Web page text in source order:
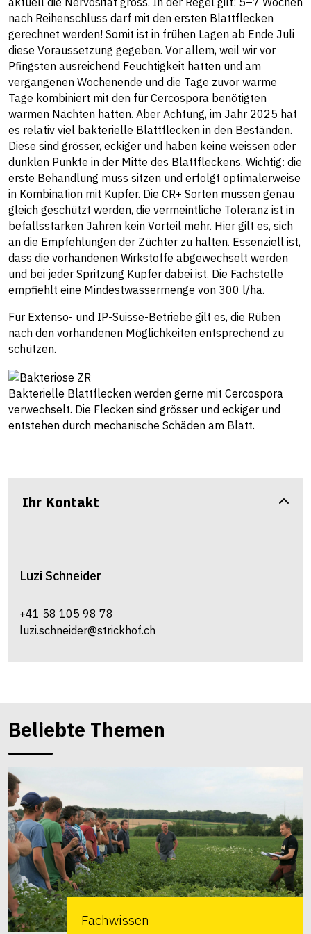
nach Reihenschluss darf mit den ersten Blattflecken
gerechnet werden! Somit ist in frühen Lagen ab Ende Juli
diese Voraussetzung gegeben. Vor allem, weil wir vor
Pfingsten ausreichend Feuchtigkeit hatten und am
vergangenen Wochenende und die Tage zuvor warme
Tage kombiniert mit den für Cercospora benötigten
warmen Nächten hatten. Aber Achtung, im Jahr 2025 hat
es relativ viel bakterielle Blattflecken in den Beständen.
Diese sind grösser, eckiger und haben keine weissen oder
dunklen Punkte in der Mitte des Blattfleckens. Wichtig: die
erste Behandlung muss sitzen und erfolgt optimalerweise
in Kombination mit Kupfer. Die CR+ Sorten müssen genau
gleich geschützt werden, die vermeintliche Toleranz ist in
befallsstarken Jahren kein Vorteil mehr. Hier gilt es, sich
an die Empfehlungen der Züchter zu halten. Essenziell ist,
dass die vorhandenen Wirkstoffe abgewechselt werden
und bei jeder Spritzung Kupfer dabei ist. Die Fachstelle
empfiehlt eine Mindestwassermenge von 300 l/ha.
Für Extenso- und IP-Suisse-Betriebe gilt es, die Rüben
nach den vorhandenen Möglichkeiten entsprechend zu
schützen.
Bakterielle Blattflecken werden gerne mit Cercospora
verwechselt. Die Flecken sind grösser und eckiger und
entstehen durch mechanische Schäden am Blatt.
Ihr Kontakt
Luzi Schneider
+41 58 105 98 78
luzi.schneider@strickhof.ch
Beliebte Themen
Fachwissen